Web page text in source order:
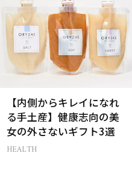
【内側からキレイになれ
る手土産】健康志向の美
女の外さないギフト3選
HEALTH